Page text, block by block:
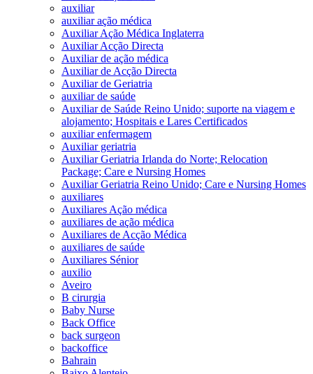
auxiliar
auxiliar ação médica
Auxiliar Ação Médica Inglaterra
Auxiliar Acção Directa
Auxiliar de ação médica
Auxiliar de Acção Directa
Auxiliar de Geriatria
auxiliar de saúde
Auxiliar de Saúde Reino Unido; suporte na viagem e
alojamento; Hospitais e Lares Certificados
auxiliar enfermagem
Auxiliar geriatria
Auxiliar Geriatria Irlanda do Norte; Relocation
Package; Care e Nursing Homes
Auxiliar Geriatria Reino Unido; Care e Nursing Homes
auxiliares
Auxiliares Ação médica
auxiliares de ação médica
Auxiliares de Acção Médica
auxiliares de saúde
Auxiliares Sénior
auxilio
Aveiro
B cirurgia
Baby Nurse
Back Office
back surgeon
backoffice
Bahrain